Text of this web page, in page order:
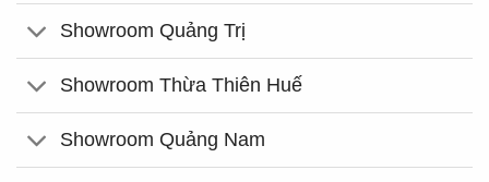
Showroom Quảng Trị
Showroom Thừa Thiên Huế
Showroom Quảng Nam